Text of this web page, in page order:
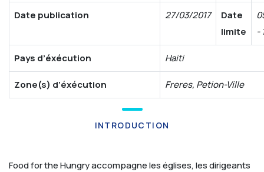
Date publication 27/03/2017
Date
limite
-
Pays d’éxécution Haiti
Zone(s) d’éxécution Freres, Petion-Ville
INTRODUCTION
Food for the Hungry accompagne les églises, les dirigeants